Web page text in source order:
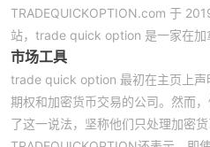
TRADEQUICKOPTION.com 于
站，trade quick option 是一家在加
市场工具
trade quick option 最初在主页上声
期权和加密货币交易的公司。然而
了这一说法，坚称他们只处理加密